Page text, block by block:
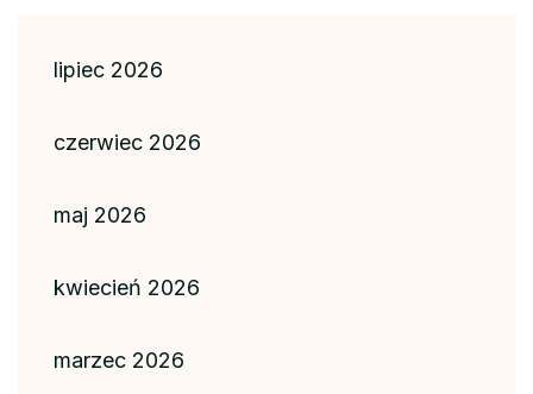
lipiec 2026
czerwiec 2026
maj 2026
kwiecień 2026
marzec 2026